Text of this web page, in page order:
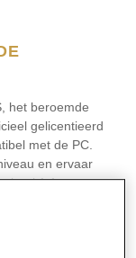
het beroemde
gelicentieerd
met de PC.
en ervaar
1:1 met
bootst de